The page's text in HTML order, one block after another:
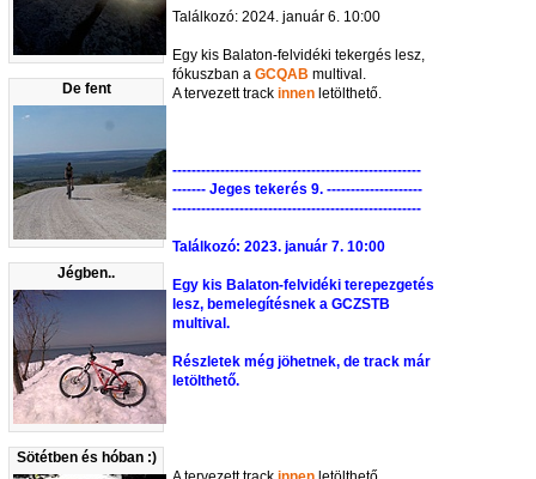
De fent
Jégben..
Sötétben és hóban :)
Találkozó: 2024. január 6. 10:00
Egy kis Balaton-felvidéki tekergés lesz,
fókuszban aGCQAB multival.
A tervezett trackinnen letölthető.
----------------------------------------------------
------- Jeges tekerés 9. --------------------
----------------------------------------------------
Találkozó: 2023. január 7. 10:00
Egy kis Balaton-felvidéki terepezgetés
lesz, bemelegítésnek aGCZSTB
multival.
Részletek még jöhetnek, de track már
letölthető.